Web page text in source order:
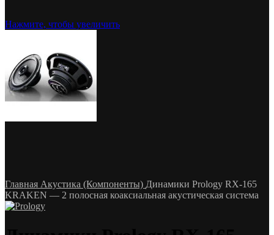
Нажмите, чтобы увеличить
Главная Акустика (Компоненты) Динамики Prology RX-165
KRAKEN — 2 полосная коаксиальная акустическая система